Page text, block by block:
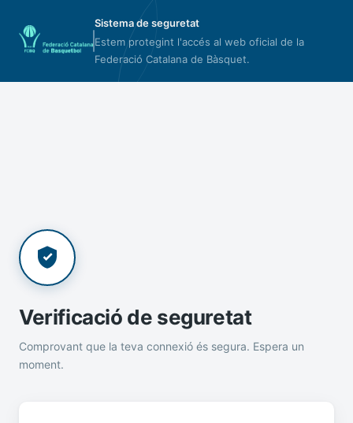
Sistema de seguretat
Estem protegint l'accés al web oficial de la
Federació Catalana de Bàsquet.
Verificació de seguretat
Comprovant que la teva connexió és segura. Espera un
moment.